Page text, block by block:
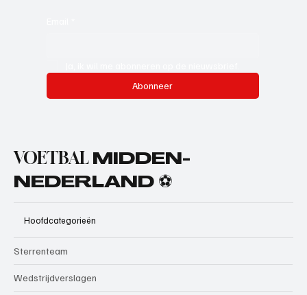
Abonneer
VOETBAL MIDDEN-
NEDERLAND ⚽
Hoofdcategorieën
Sterrenteam
Wedstrijdverslagen